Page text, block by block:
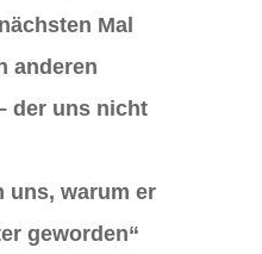
Mal
anderen
der uns nicht
uns, warum er
geworden“